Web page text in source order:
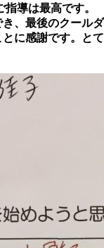
導は最高です。
、最後のクールダ
に感謝です。とて